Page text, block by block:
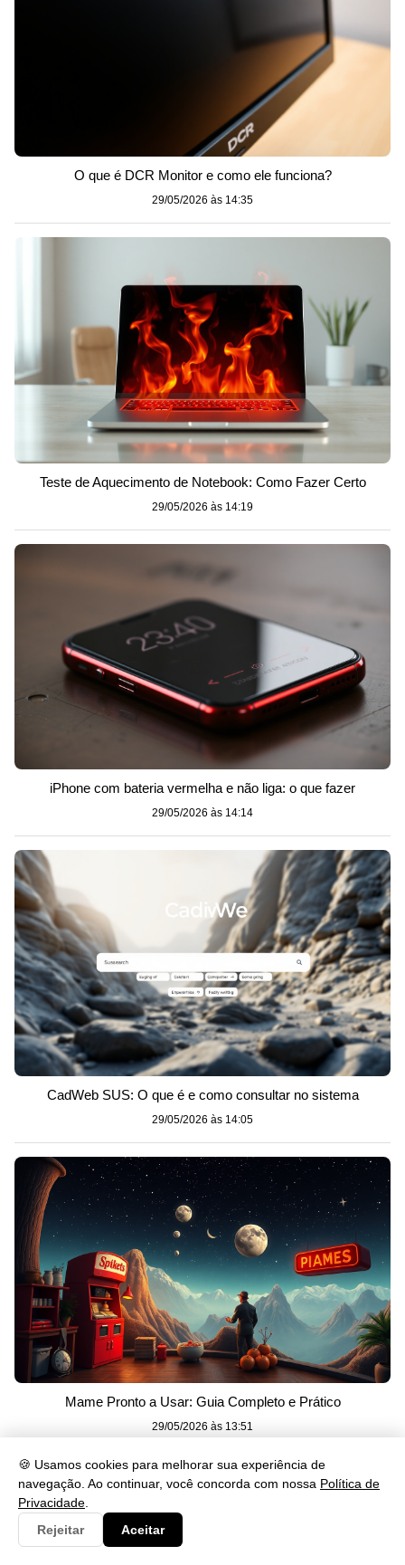
🍪 Usamos cookies para melhorar sua experiência de
navegação. Ao continuar, você concorda com nossa Política de
Privacidade
Rejeitar
Aceitar
O que é DCR Monitor e como ele funciona?
29/05/2026 às 14:35
Teste de Aquecimento de Notebook: Como Fazer Certo
29/05/2026 às 14:19
iPhone com bateria vermelha e não liga: o que fazer
29/05/2026 às 14:14
CadWeb SUS: O que é e como consultar no sistema
29/05/2026 às 14:05
Mame Pronto a Usar: Guia Completo e Prático
29/05/2026 às 13:51
Mais Recentes